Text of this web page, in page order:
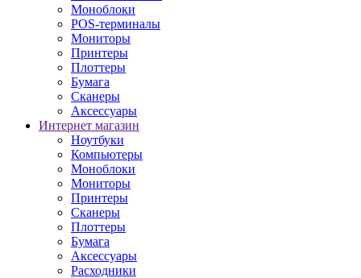
Моноблоки
POS-терминалы
Мониторы
Принтеры
Плоттеры
Бумага
Сканеры
Аксессуары
Интернет магазин
Ноутбуки
Компьютеры
Моноблоки
Мониторы
Принтеры
Сканеры
Плоттеры
Бумага
Аксессуары
Расходники